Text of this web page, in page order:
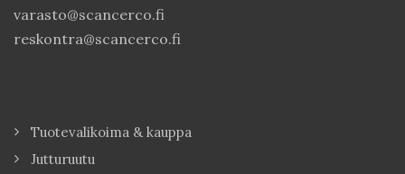
varasto@scancerco.fi
reskontra@scancerco.fi
Tuotevalikoima & kauppa
Jutturuutu